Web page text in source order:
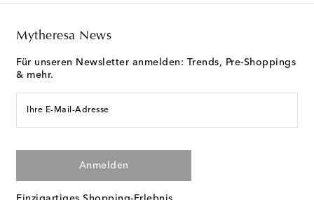
Mytheresa News
Für unseren Newsletter anmelden: Trends, Pre-Shoppings
& mehr.
Ihre E-Mail-Adresse
Anmelden